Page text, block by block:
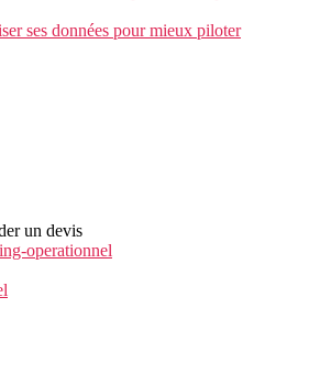
ses données pour mieux piloter
un devis